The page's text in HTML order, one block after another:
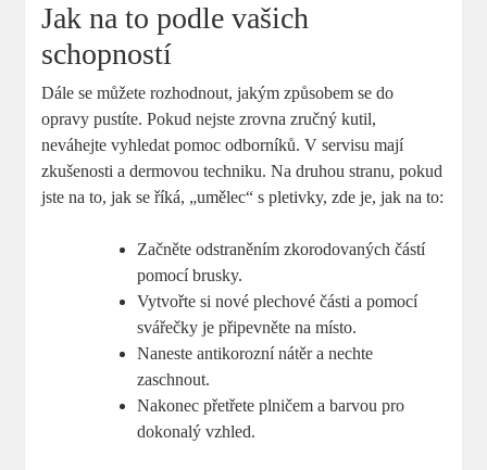
Jak na to podle vašich
schopností
Dále se můžete rozhodnout, jakým způsobem se do
opravy pustíte. Pokud nejste zrovna zručný kutil,
neváhejte vyhledat pomoc odborníků. V servisu mají
zkušenosti a dermovou techniku. Na druhou stranu, pokud
jste na to, jak se říká, „umělec“ s pletivky, zde je, jak na to:
Začněte odstraněním zkorodovaných částí
pomocí brusky.
Vytvořte si nové plechové části a pomocí
svářečky je připevněte na místo.
Naneste antikorozní nátěr a nechte
zaschnout.
Nakonec přetřete plničem a barvou pro
dokonalý vzhled.